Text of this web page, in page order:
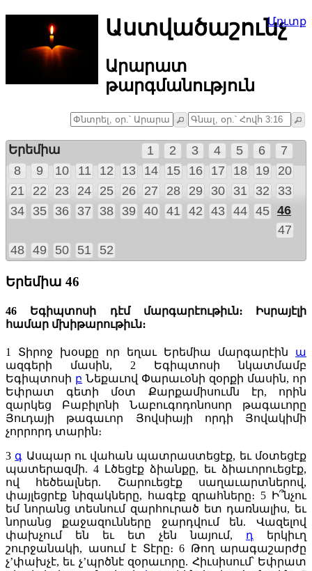
Աստվածաշունչ
Արարատ
թարգմանություն
Մուտք
Երեմիա 1 2 3 4 5 6
7
8
9 10 11 12 13 14 15 16 17 18 19
20
21
22 23 24 25 26 27 28 29 30 31 32
33
34
35 36 37 38 39 40 41 42 43 44 45 46
47
48 49 50 51 52
Երեմիա 46
46 Եգիպտոսի դէմ մարգարէութիւն։ Իսրայէլի
համար մխիթարութիւն։
1 Տիրոջ խօսքը որ եղաւ Երեմիա մարգարէին ա
ազգերի մասին, 2
Եգիպտոսի նկատմամբ
Եգիպտոսի բ Նեքաւով Փարաւօնի զօրքի մասին, որ
Եփրատ գետի մօտ Քարքամիսումն էր, որին
զարկեց Բաբիլոնի Նաբուգոդոնոսոր թագաւորը
Յուդայի թագաւոր Յովսիայի որդի Յովակիմի
չորրորդ տարին։
3 գ Ասպար ու վահան պատրաստեցէք, եւ մօտեցէք
պատերազմի. 4 Լծեցէք ձիանքը, եւ ձիաւորուեցէք,
ով հեծեալներ. Շարուեցէք սաղաւարտներով,
փայլեցրէք նիզակները, հագէք զրահները։ 5 Ի՞նչու
եմ նորանց տեսնում զարհուրած ետ դառնալիս, եւ
նորանց քաջազունները ջարդվում են. Վազելով
փախչում են եւ ետ չեն նայում, դ
երկիւղ
շուրջանակի, ասում է Տէրը։ 6 Թող արագաշարժը
չ’փախչէ, եւ չ’պրծնէ զօրաւորը. Հիւսիսում՝ Եփրատ